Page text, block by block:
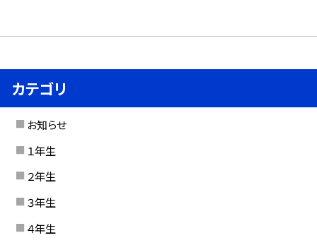
カテゴリ
お知らせ
１年生
２年生
３年生
４年生